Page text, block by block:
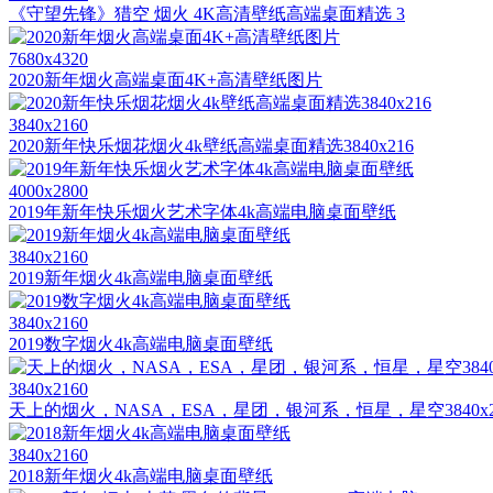
《守望先锋》猎空 烟火 4K高清壁纸高端桌面精选 3
7680x4320
2020新年烟火高端桌面4K+高清壁纸图片
3840x2160
2020新年快乐烟花烟火4k壁纸高端桌面精选3840x216
4000x2800
2019年新年快乐烟火艺术字体4k高端电脑桌面壁纸
3840x2160
2019新年烟火4k高端电脑桌面壁纸
3840x2160
2019数字烟火4k高端电脑桌面壁纸
3840x2160
天上的烟火，NASA，ESA，星团，银河系，恒星，星空
3840x2160
2018新年烟火4k高端电脑桌面壁纸